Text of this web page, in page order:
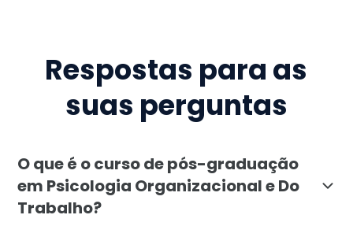
Respostas para as
suas perguntas
O que é o curso de pós-graduação
em Psicologia Organizacional e Do
Trabalho?